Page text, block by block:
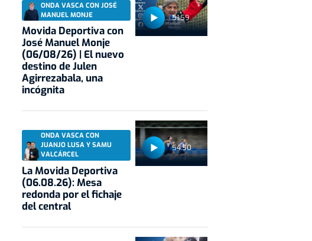
51:59
ONDA VASCA CON JOSÉ
MANUEL MONJE
Movida Deportiva con
José Manuel Monje
(06/08/26) | El nuevo
destino de Julen
Agirrezabala, una
incógnita
54:50
ONDA VASCA CON
JUANJO LUSA Y SAMU
VALCÁRCEL
La Movida Deportiva
(06.08.26): Mesa
redonda por el fichaje
del central